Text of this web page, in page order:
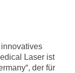
Laser ist
der für